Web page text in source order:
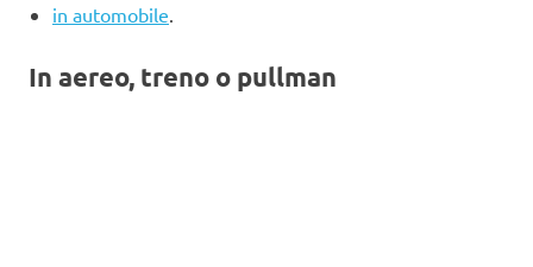
in automobile
In aereo, treno o pullman